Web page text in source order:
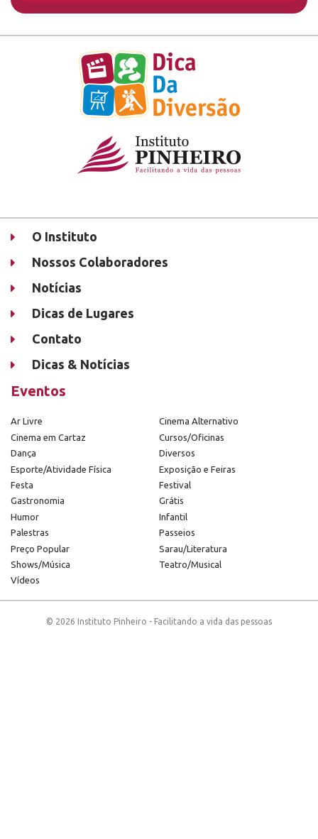
O Instituto
Nossos Colaboradores
Notícias
Dicas de Lugares
Contato
Dicas & Notícias
Eventos
Ar Livre
Cinema Alternativo
Cinema em Cartaz
Cursos/Oficinas
Dança
Diversos
Esporte/Atividade Física
Exposição e Feiras
Festa
Festival
Gastronomia
Grátis
Humor
Infantil
Palestras
Passeios
Preço Popular
Sarau/Literatura
Shows/Música
Teatro/Musical
Vídeos
© 2026 Instituto Pinheiro - Facilitando a vida das pessoas